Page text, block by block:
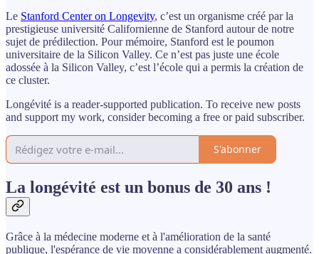
Le Stanford Center on Longevity, c’est un organisme créé par la
prestigieuse université Californienne de Stanford autour de notre
sujet de prédilection. Pour mémoire, Stanford est le poumon
universitaire de la Silicon Valley. Ce n’est pas juste une école
adossée à la Silicon Valley, c’est l’école qui a permis la création de
ce cluster.
Longévité is a reader-supported publication. To receive new posts
and support my work, consider becoming a free or paid subscriber.
S'abonner
La longévité est un bonus de 30 ans !
Grâce à la médecine moderne et à l'amélioration de la santé
publique, l'espérance de vie moyenne a considérablement augmenté.